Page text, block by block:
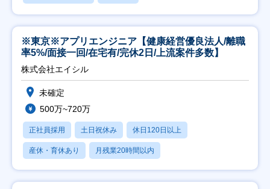
※東京※アプリエンジニア【健康経営優良法人/離職
率5%/面接一回/在宅有/完休2日/上流案件多数】
株式会社エイシル
未確定
500万~720万
正社員採用 土日祝休み 休日120日以上
産休・育休あり 月残業20時間以内